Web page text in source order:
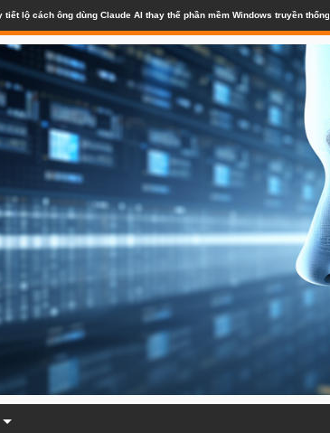
tiết lộ cách ông dùng Claude AI thay thế phần mềm Windows truyền thống